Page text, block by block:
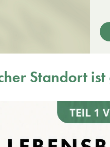
Standort